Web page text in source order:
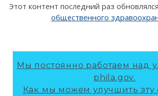
Этот контент последний раз обновлялся
общественного
Мы постоянно работаем над
phila.gov.
Как мы можем улучшить эту